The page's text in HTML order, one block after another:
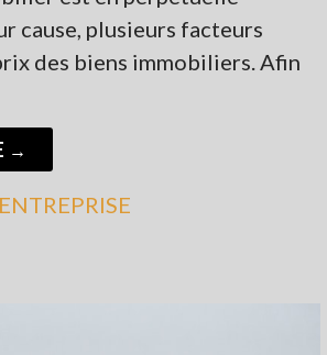
cause, plusieurs facteurs
des biens immobiliers. Afin
→
ENTREPRISE